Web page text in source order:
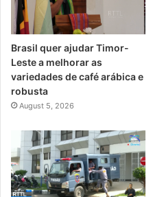
Brasil quer ajudar Timor-
Leste a melhorar as
variedades de café arábica e
robusta
August 5, 2026